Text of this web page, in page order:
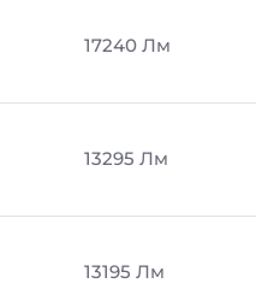
17240 Лм
13295 Лм
13195 Лм